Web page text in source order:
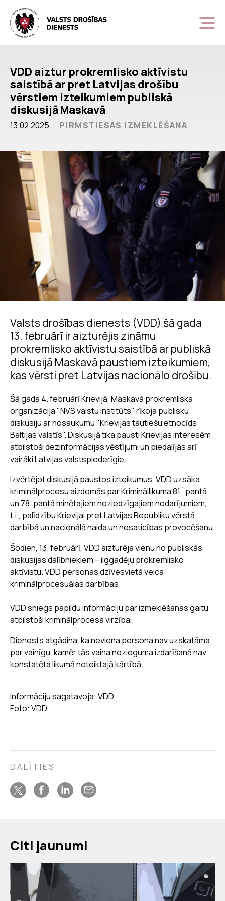
VDD aiztur prokremlisko aktīvistu
saistībā ar pret Latvijas drošību
vērstiem izteikumiem publiskā
diskusijā Maskavā
13.02.2025 PIRMSTIESAS IZMEKLĒŠANA
Valsts drošības dienests (VDD) šā gada
13. februārī ir aizturējis zināmu
prokremlisko aktīvistu saistībā ar publiskā
diskusijā Maskavā paustiem izteikumiem,
kas vērsti pret Latvijas nacionālo drošību.
Šā gada 4. februārī Krievijā, Maskavā prokremliska
organizācija "NVS valstu institūts" rīkoja publisku
diskusiju ar nosaukumu "Krievijas tautiešu etnocīds
Baltijas valstīs". Diskusijā tika pausti Krievijas interesēm
atbilstoši dezinformācijas vēstījumi un piedalījās arī
vairāki Latvijas valstspiederīgie.
Izvērtējot diskusijā paustos izteikumus, VDD uzsāka
kriminālprocesu aizdomās par Krimināllikuma 81.1 pantā
un 78. pantā minētajiem noziedzīgajiem nodarījumiem,
t.i., palīdzību Krievijai pret Latvijas Republiku vērstā
darbībā un nacionālā naida un nesaticības provocēšanu.
Šodien, 13. februārī, VDD aizturēja vienu no publiskās
diskusijas dalībniekiem – ilggadēju prokremlisko
aktīvistu. VDD personas dzīvesvietā veica
kriminālprocesuālas darbības.
VDD sniegs papildu informāciju par izmeklēšanas gaitu
atbilstoši kriminālprocesa virzībai.
Dienests atgādina, ka neviena persona nav uzskatāma
par vainīgu, kamēr tās vaina nozieguma izdarīšanā nav
konstatēta likumā noteiktajā kārtībā.
Informāciju sagatavoja: VDD
Foto: VDD
DALĪTIES
Citi jaunumi